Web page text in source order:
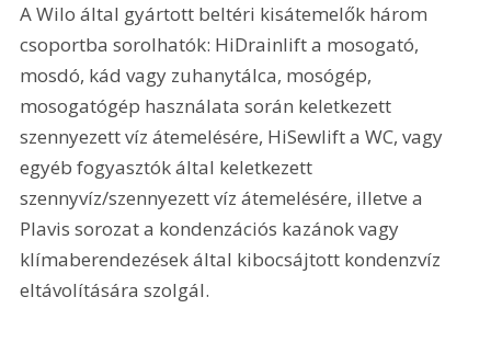
A Wilo által gyártott beltéri kisátemelők három
csoportba sorolhatók: HiDrainlift a mosogató,
mosdó, kád vagy zuhanytálca, mosógép,
mosogatógép használata során keletkezett
szennyezett víz átemelésére, HiSewlift a WC, vagy
egyéb fogyasztók által keletkezett
szennyvíz/szennyezett víz átemelésére, illetve a
Plavis sorozat a kondenzációs kazánok vagy
klímaberendezések által kibocsájtott kondenzvíz
eltávolítására szolgál.